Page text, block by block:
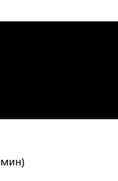
мин)